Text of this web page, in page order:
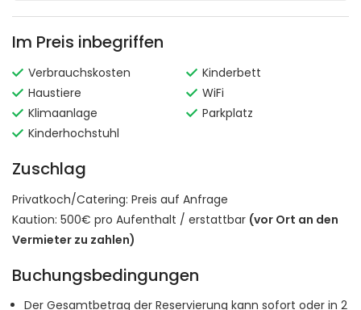
Im Preis inbegriffen
Verbrauchskosten
Haustiere
Klimaanlage
Kinderhochstuhl
Kinderbett
WiFi
Parkplatz
Zuschlag
Privatkoch/Catering: Preis auf Anfrage
Kaution: 500€ pro Aufenthalt / erstattbar (vor Ort an den
Vermieter zu zahlen)
Buchungsbedingungen
Der Gesamtbetrag der Reservierung kann sofort oder in 2